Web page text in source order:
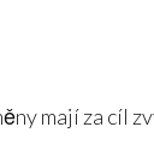
mají za cíl